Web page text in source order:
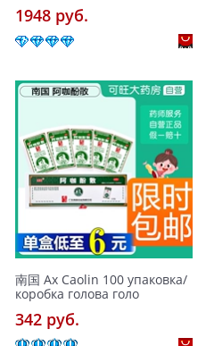
1948 pуб.
南国 Ах Caolin 100 упаковка/
коробка голова голо
342 pуб.